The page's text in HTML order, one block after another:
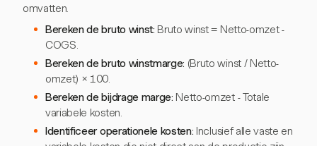
omvatten.
Bereken de bruto winst: Bruto winst = Netto-omzet -
COGS.
Bereken de bruto winstmarge: (Bruto winst / Netto-
omzet) × 100.
Bereken de bijdrage marge: Netto-omzet - Totale
variabele kosten.
Identificeer operationele kosten: Inclusief alle vaste en